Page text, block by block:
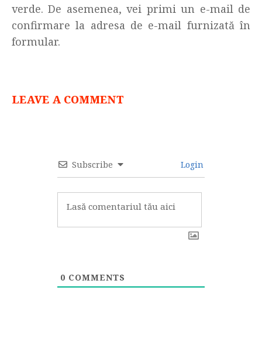
verde. De asemenea, vei primi un e-mail de
confirmare la adresa de e-mail furnizată în
formular.
LEAVE A COMMENT
Subscribe Login
0 COMMENTS